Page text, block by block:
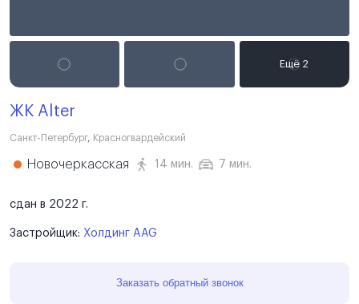
ЖК Alter
Санкт-Петербург, Красногвардейский
Новочеркасская 14 мин. 7 мин.
сдан в 2022 г.
Застройщик: Холдинг AAG
Заказать обратный звонок